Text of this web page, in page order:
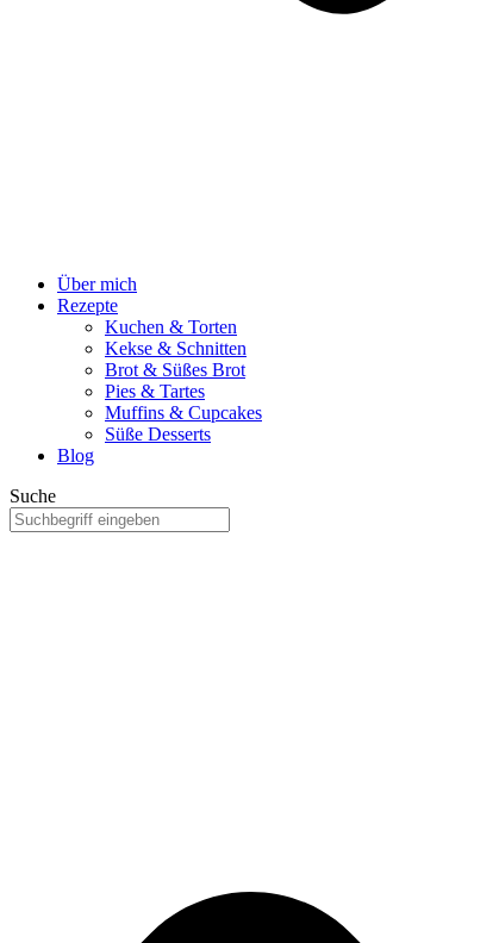
Über mich
Rezepte
Kuchen & Torten
Kekse & Schnitten
Brot & Süßes Brot
Pies & Tartes
Muffins & Cupcakes
Süße Desserts
Blog
Suche